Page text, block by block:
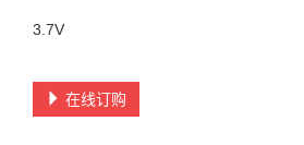
3.7V
在线订购